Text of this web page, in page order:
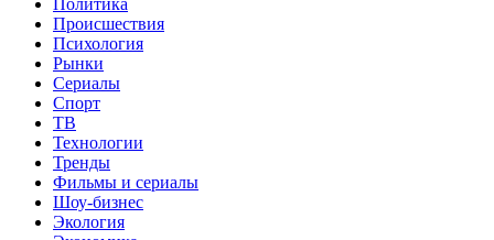
Политика
Происшествия
Психология
Рынки
Сериалы
Спорт
ТВ
Технологии
Тренды
Фильмы и сериалы
Шоу-бизнес
Экология